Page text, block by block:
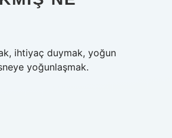
ihtiyaç duymak, yoğun
yoğunlaşmak.